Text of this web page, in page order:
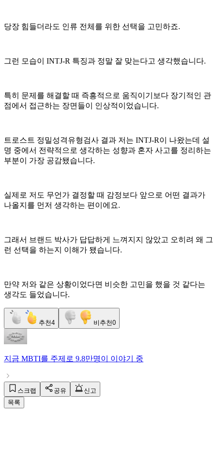
당장 힘들더라도 인류 전체를 위한 선택을 고민하죠.
그런 모습이 INTJ-R 특징과 정말 잘 맞는다고 생각했습니다.
특히 문제를 해결할 때 즉흥적으로 움직이기보다 장기적인 관
점에서 접근하는 장면들이 인상적이었습니다.
트로스트 정밀성격유형검사 결과 저는 INTJ-R이 나왔는데 설
명 중에서 전략적으로 생각하는 성향과 혼자 사고를 정리하는
부분이 가장 공감됐습니다.
실제로 저도 무언가 결정할 때 감정보다 앞으로 어떤 결과가
나올지를 먼저 생각하는 편이에요.
그래서 브랜드 박사가 답답하게 느껴지지 않았고 오히려 왜 그
런 선택을 하는지 이해가 됐습니다.
만약 저와 같은 상황이었다면 비슷한 고민을 했을 것 같다는
생각도 들었습니다.
추천4 비추천0
지금 MBTI를 주제로 9.8만명이 이야기 중
스크랩 공유
신고
목록